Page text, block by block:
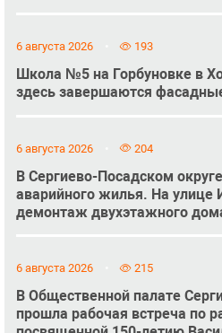
6 августа 2026 193
Школа №5 на Горбуновке в
здесь завершаются
6 августа 2026 204
В Сергиево-Посадском
аварийного жилья. На улице
демонтаж двухэтажного
6 августа 2026 215
В Общественной палате
прошла рабочая встреча по